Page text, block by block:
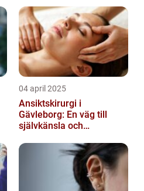
04 april 2025
Ansiktskirurgi i
Gävleborg: En väg till
självkänsla och